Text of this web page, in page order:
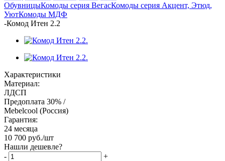
ОбувницыКомоды серия ВегасКомоды серия Акцент, Этюд,
УютКомоды МДФ
-Комод Итен 2.2
Характеристики
Материал:
ЛДСП
Предоплата 30% /
Mebelcool (Россия)
Гарантия:
24 месяца
10 700 руб./шт
Нашли дешевле?
-
+